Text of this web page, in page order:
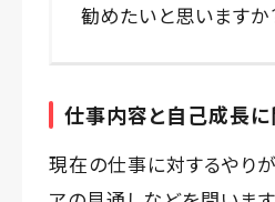
勧めたいと思いますか
仕事内容と自己成長
現在の仕事に対するやりが